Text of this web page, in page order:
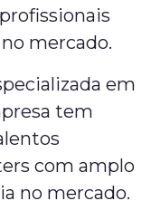
mercado.
em
tem
com amplo
no mercado.